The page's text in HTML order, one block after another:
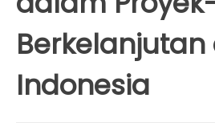
Berkelanjutan
Indonesia